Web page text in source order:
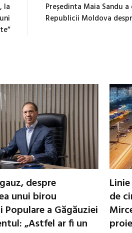
la
Președinta Maia Sandu
Republicii Moldova
despre
unui birou
Populare a Găgăuziei
„Astfel ar fi un
de